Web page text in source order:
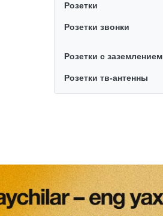
Розетки
Розетки звонки
Розетки с заземлением
Розетки тв-антенны